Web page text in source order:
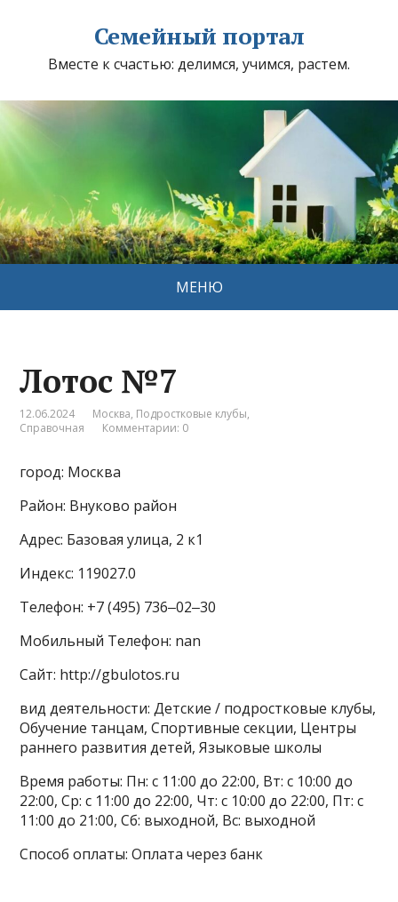
Семейный портал
Вместе к счастью: делимся, учимся, растем.
МЕНЮ
Лотос №7
12.06.2024 Москва, Подростковые клубы,
Справочная
Комментарии: 0
город: Москва
Район: Внуково район
Адрес: Базовая улица, 2 к1
Индекс: 119027.0
Телефон: +7 (495) 736‒02‒30
Мобильный Телефон: nan
Сайт: http://gbulotos.ru
вид деятельности: Детские / подростковые клубы,
Обучение танцам, Спортивные секции, Центры
раннего развития детей, Языковые школы
Время работы: Пн: с 11:00 до 22:00, Вт: с 10:00 до
22:00, Ср: с 11:00 до 22:00, Чт: с 10:00 до 22:00, Пт: с
11:00 до 21:00, Сб: выходной, Вс: выходной
Способ оплаты: Оплата через банк